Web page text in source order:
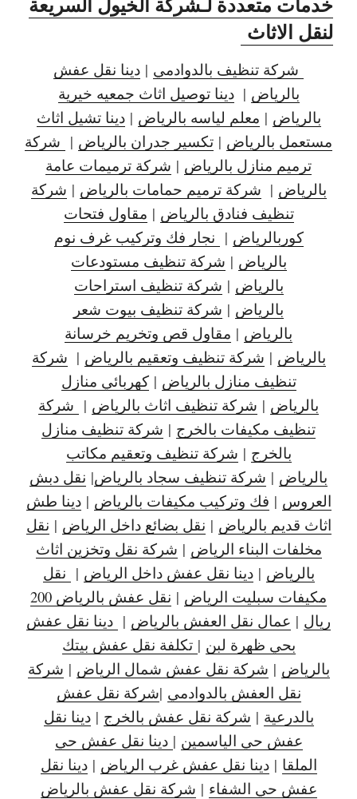
لنقل الاثاث
شركة تنظيف بالدوادمي | دينا نقل عفش
بالرياض |دينا توصيل اثاث جمعيه خيرية
بالرياض | معلم لياسه بالرياض |دينا تشيل اثاث
مستعمل بالرياض | تكسير جدران بالرياض | شركة
ترميم منازل بالرياض | شركة ترميمات عامة
بالرياض | شركة ترميم حمامات بالرياض | شركة
تنظيف فنادق بالرياض | مقاول فتحات
كوربالرياض | نجار فك وتركيب غرف نوم
بالرياض | شركة تنظيف مستودعات
بالرياض | شركة تنظيف استراحات
بالرياض | شركة تنظيف بيوت شعر
بالرياض | مقاول قص وتخريم خرسانة
بالرياض | شركة تنظيف وتعقيم بالرياض | شركة
تنظيف منازل بالرياض |كهربائي منازل
بالرياض | شركة تنظيف اثاث بالرياض | شركة
تنظيف مكيفات بالخرج | شركة تنظيف منازل
بالخرج | شركة تنظيف وتعقيم مكاتب
بالرياض | شركة تنظيف سجاد بالرياض| نقل دبش
العروس | فك وتركيب مكيفات بالرياض |دينا طش
اثاث قديم بالرياض | نقل بضائع داخل الرياض | نقل
مخلفات البناء الرياض | شركة نقل وتخزين اثاث
بالرياض |دينا نقل عفش داخل الرياض | نقل
مكيفات سبليت الرياض |
نقل عفش بالرياض 200
ريال | عمال نقل العفش بالرياض | دينا نقل عفش
بحي ظهرة لبن | تكلفة نقل عفش بيتك
بالرياض | شركة نقل عفش شمال الرياض | شركة
نقل العفش بالدوادمي |شركة نقل عفش
بالدرعية | شركة نقل عفش بالخرج |دينا نقل
عفش حي الياسمين | دينا نقل عفش حي
الملقا |دينا نقل عفش غرب الرياض |دينا نقل
عفش حي الشفاء | شركة نقل عفش بالرياض